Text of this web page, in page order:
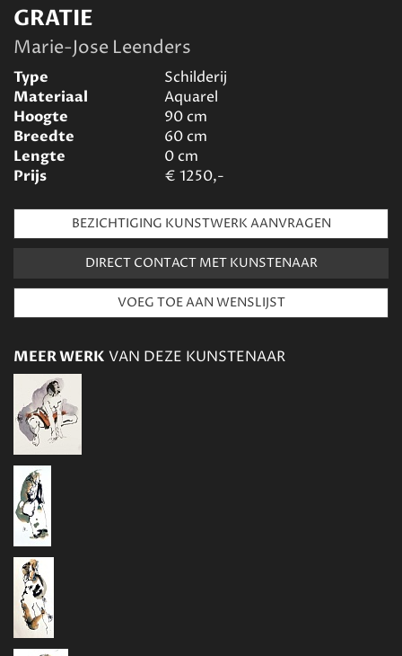
GRATIE
Marie-Jose Leenders
Type
Schilderij
Materiaal
Aquarel
Hoogte
90cm
Breedte
60cm
Lengte
0cm
Prijs
€ 1250,-
BEZICHTIGING KUNSTWERK AANVRAGEN
DIRECT CONTACT MET KUNSTENAAR
MEER WERK VAN DEZE KUNSTENAAR